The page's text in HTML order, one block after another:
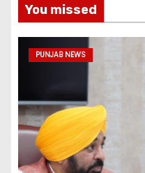
You missed
PUNJAB NEWS